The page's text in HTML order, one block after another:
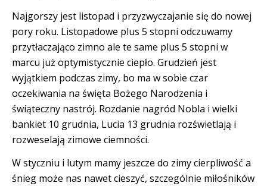
Najgorszy jest listopad i przyzwyczajanie się do nowej
pory roku. Listopadowe plus 5 stopni odczuwamy
przytłaczająco zimno ale te same plus 5 stopni w
marcu już optymistycznie ciepło. Grudzień jest
wyjątkiem podczas zimy, bo ma w sobie czar
oczekiwania na święta Bożego Narodzenia i
świąteczny nastrój. Rozdanie nagród Nobla i wielki
bankiet 10 grudnia, Lucia 13 grudnia rozświetlają i
rozweselają zimowe ciemności.
W styczniu i lutym mamy jeszcze do zimy cierpliwość a
śnieg może nas nawet cieszyć, szczególnie miłośników